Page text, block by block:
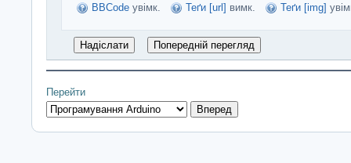
BBCode увімк. Теґи [url] вимк. Теґи [img]
Перейти